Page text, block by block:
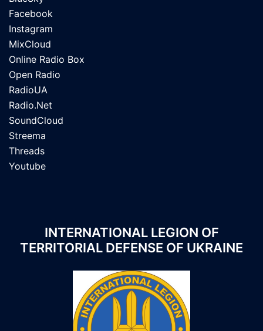
Facebook
Instagram
MixCloud
Online Radio Box
Open Radio
RadioUA
Radio.Net
SoundCloud
Streema
Threads
Youtube
INTERNATIONAL LEGION OF
TERRITORIAL DEFENSE OF UKRAINE